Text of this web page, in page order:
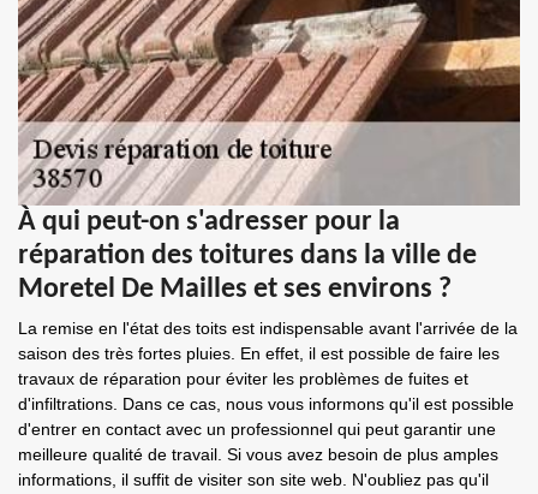
À qui peut-on s'adresser pour la
réparation des toitures dans la ville de
Moretel De Mailles et ses environs ?
La remise en l'état des toits est indispensable avant l'arrivée de la
saison des très fortes pluies. En effet, il est possible de faire les
travaux de réparation pour éviter les problèmes de fuites et
d'infiltrations. Dans ce cas, nous vous informons qu'il est possible
d'entrer en contact avec un professionnel qui peut garantir une
meilleure qualité de travail. Si vous avez besoin de plus amples
informations, il suffit de visiter son site web. N'oubliez pas qu'il